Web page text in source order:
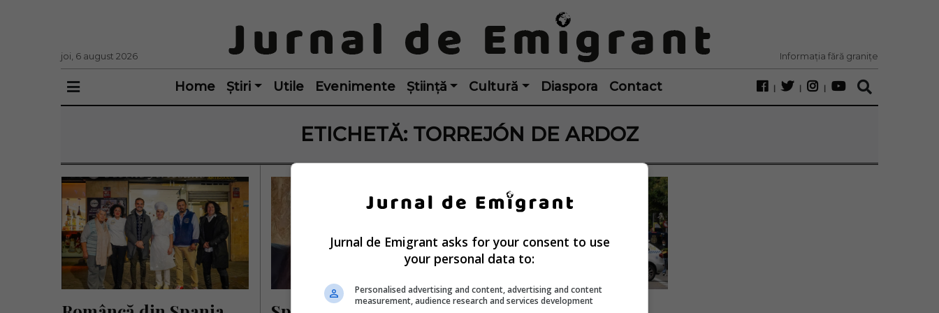
joi, 6 august 2026 Informația fără granițe
Home Știri Utile Evenimente Știință Cultură Diaspora Contact
ETICHETĂ: TORREJÓN DE ARDOZ
Jurnal de Emigrant asks for your consent to use
your personal data to:
Personalised advertising and content, advertising and content
measurement, audience research and services development